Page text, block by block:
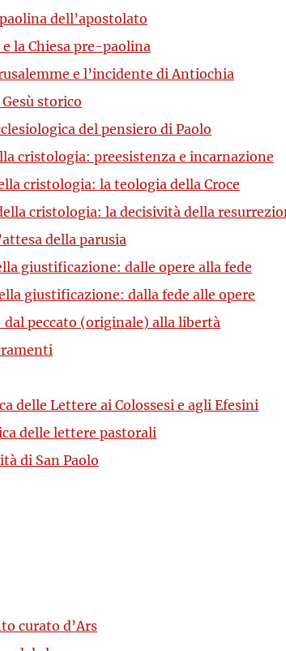
dell’apostolato
la Chiesa pre-paolina
e l’incidente di Antiochia
storico
del pensiero di Paolo
cristologia: preesistenza e incarnazione
cristologia: la teologia della Croce
cristologia: la decisività della
della parusia
giustificazione: dalle opere alla fede
giustificazione: dalla fede alle opere
dal peccato (originale) alla libertà
delle Lettere ai Colossesi e agli Efesini
delle lettere pastorali
di San Paolo
curato d’Ars